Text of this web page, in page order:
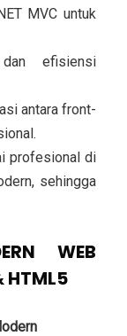
MVC untuk
dan efisiensi
antara front-
profesional di
sehingga
WEB
HTML5